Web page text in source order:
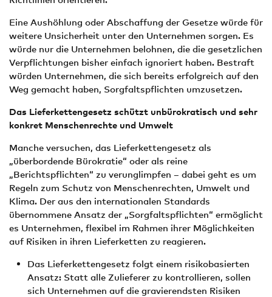
Eine Aushöhlung oder Abschaffung der Gesetze würde für
weitere Unsicherheit unter den Unternehmen sorgen. Es
würde nur die Unternehmen belohnen, die die gesetzlichen
Verpflichtungen bisher einfach ignoriert haben. Bestraft
würden Unternehmen, die sich bereits erfolgreich auf den
Weg gemacht haben, Sorgfaltspflichten umzusetzen.
Das Lieferkettengesetz schützt unbürokratisch und sehr
konkret Menschenrechte und Umwelt
Manche versuchen, das Lieferkettengesetz als
„überbordende Bürokratie“ oder als reine
„Berichtspflichten“ zu verunglimpfen – dabei geht es um
Regeln zum Schutz von Menschenrechten, Umwelt und
Klima. Der aus den internationalen Standards
übernommene Ansatz der „Sorgfaltspflichten“ ermöglicht
es Unternehmen, flexibel im Rahmen ihrer Möglichkeiten
auf Risiken in ihren Lieferketten zu reagieren.
Das Lieferkettengesetz folgt einem risikobasierten
Ansatz: Statt alle Zulieferer zu kontrollieren, sollen
sich Unternehmen auf die gravierendsten Risiken